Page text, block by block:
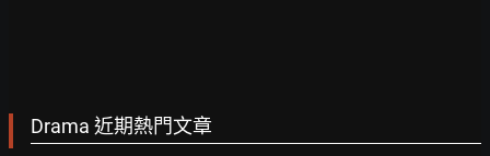
Drama 近期熱門文章